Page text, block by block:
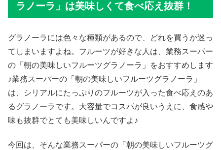
ラノーラ」は美味しくて食べ応え抜群！
グラノーラには色々な種類があるので、どれを買うか迷っ
てしまいますよね。フルーツが好きな人は、業務スーパー
の「朝の美味しいフルーツグラノーラ」をおすすめします
♪業務スーパーの「朝の美味しいフルーツグラノーラ」
は、シリアルにたっぷりのフルーツが入った食べ応えのあ
るグラノーラです。大容量でコスパが良いうえに、食感や
味も抜群でとても美味しいんですよ♪
今回は、そんな業務スーパーの「朝の美味しいフルーツグ